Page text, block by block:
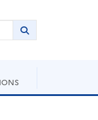
Rechercher
Lancer la